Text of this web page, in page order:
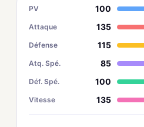
PV 100
Attaque 135
Défense 115
Atq. Spé. 85
Déf. Spé. 100
Vitesse 135